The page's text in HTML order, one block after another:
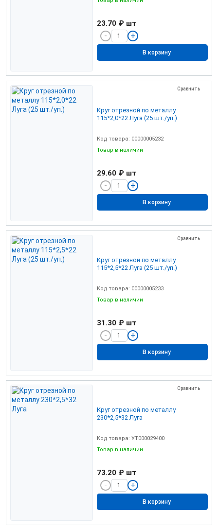
23.70 ₽ шт
В корзину
Сравнить
Круг отрезной по металлу
115*2,0*22 Луга (25 шт./уп.)
Код товара: 00000005232
Товар в наличии
29.60 ₽ шт
В корзину
Сравнить
Круг отрезной по металлу
115*2,5*22 Луга (25 шт./уп.)
Код товара: 00000005233
Товар в наличии
31.30 ₽ шт
В корзину
Сравнить
Круг отрезной по металлу
230*2,5*32 Луга
Код товара: УТ000029400
Товар в наличии
73.20 ₽ шт
В корзину